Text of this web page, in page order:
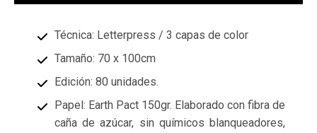
Técnica: Letterpress / 3 capas de color
Tamaño: 70 x 100cm
Edición: 80 unidades.
Papel: Earth Pact 150gr. Elaborado con fibra de
caña de azúcar, sin químicos blanqueadores,